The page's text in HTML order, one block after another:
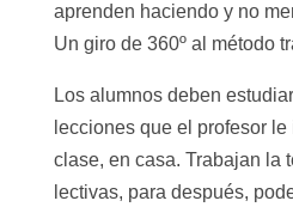
aprenden haciendo y no
Un giro de 360º al método
Los alumnos deben
lecciones que el profesor
clase, en casa. Trabajan la
lectivas, para después,